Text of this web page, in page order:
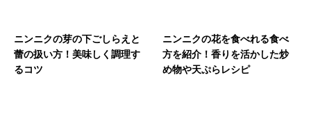
ニンニクの芽の下ごしらえと
蕾の扱い方！美味しく調理す
るコツ
ニンニクの花を食べれる食べ
方を紹介！香りを活かした炒
め物や天ぷらレシピ